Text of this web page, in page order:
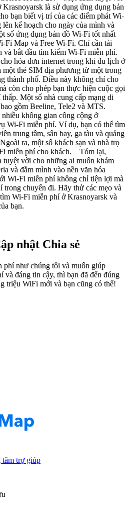
là sử dụng ứng dụng bản
bạn biết vị trí của các điểm phát Wi-
kế hoạch cho ngày của mình và
số ứng dụng bản đồ Wi-Fi tốt nhất
Fi Map và Free Wi-Fi. Chỉ cần tải
và bắt đầu tìm kiếm Wi-Fi miễn phí.
hóa đơn internet trong khi du lịch ở
một thẻ SIM địa phương từ một trong
thành phố. Điều này không chỉ cho
còn cho phép bạn thực hiện cuộc gọi
Một số nhà cung cấp mạng di
gồm Beeline, Tele2 và MTS.
không gian công cộng ở
Wi-Fi miễn phí. Ví dụ, bạn có thể tìm
trung tâm, sân bay, ga tàu và quảng
ra, một số khách sạn và nhà trọ
miễn phí cho khách. Tóm lại,
tuyệt vời cho những ai muốn khám
và đắm mình vào nền văn hóa
Wi-Fi miễn phí không chỉ tiện lợi mà
trong chuyến đi. Hãy thử các mẹo và
Wi-Fi miễn phí ở Krasnoyarsk và
bạn.
nhật Chia sẻ
phí như chúng tôi và muốn giúp
đáng tin cậy, thì bạn đã đến đúng
triệu WiFi mới và bạn cũng có thể!
tâm trợ giúp